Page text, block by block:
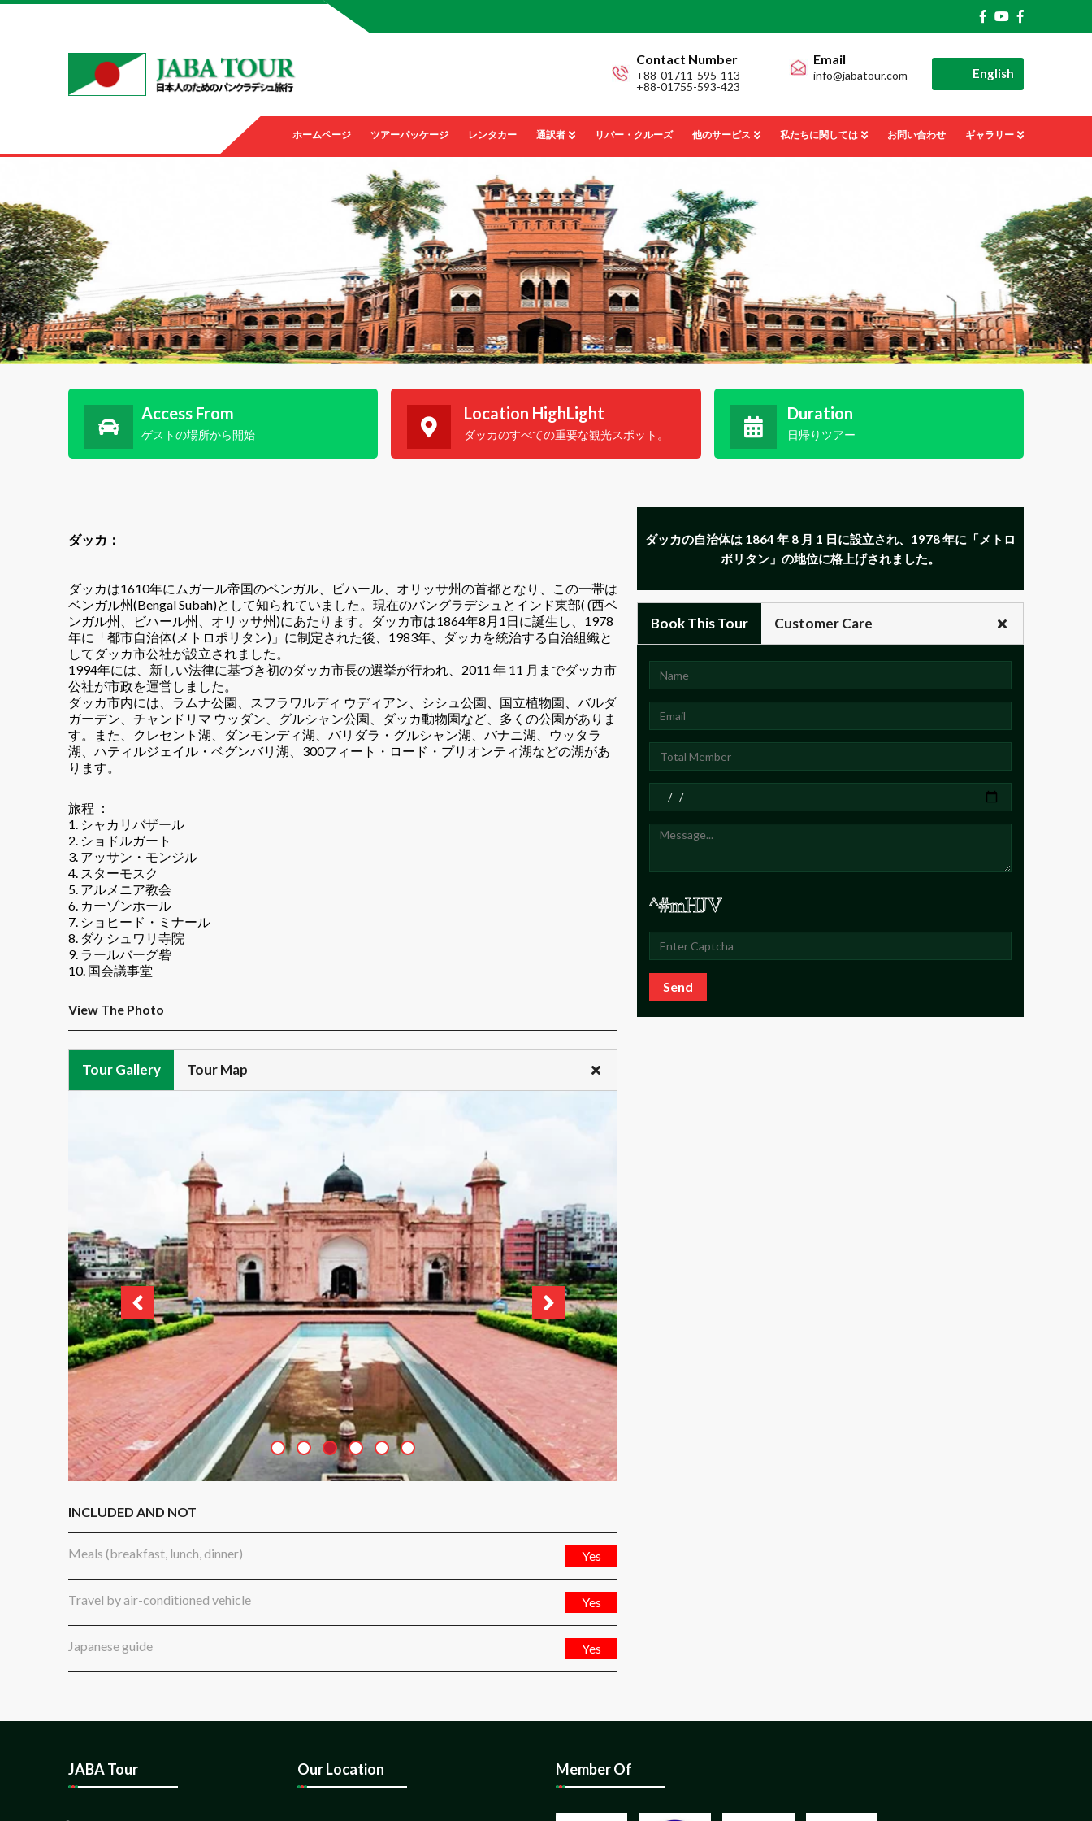
English
Contact Number
+88-01711-595-113
+88-01755-593-423
Email
info@jabatour.com
ホームページ ツアーパッケージ レンタカー 通訳者 リバー・クルーズ 他のサービス 私たちに関しては お問い合わせ ギャラリー
Access From
ゲストの場所から開始
Location HighLight
ダッカのすべての重要な観光スポット。
Duration
日帰りツアー
ダッカ：
ダッカは1610年にムガール帝国のベンガル、ビハール、オリッサ州の首都となり、この一帯は
ベンガル州(Bengal Subah)として知られていました。現在のバングラデシュとインド東部( (西ベ
ンガル州、ビハール州、オリッサ州)にあたります。ダッカ市は1864年8月1日に誕生し、1978
年に「都市自治体(メトロポリタン)」に制定された後、1983年、ダッカを統治する自治組織と
してダッカ市公社が設立されました。
1994年には、新しい法律に基づき初のダッカ市長の選挙が行われ、2011 年 11 月までダッカ市
公社が市政を運営しました。
ダッカ市内には、ラムナ公園、スフラワルディ ウディアン、シシュ公園、国立植物園、バルダ
ガーデン、チャンドリマ ウッダン、グルシャン公園、ダッカ動物園など、多くの公園がありま
す。また、クレセント湖、ダンモンディ湖、バリダラ・グルシャン湖、バナニ湖、ウッタラ
湖、ハティルジェイル・ベグンバリ湖、300フィート・ロード・プリオンティ湖などの湖があ
ります。
旅程 ：
1. シャカリバザール
2. ショドルガート
3. アッサン・モンジル
4. スターモスク
5. アルメニア教会
6. カーゾンホール
7. ショヒード・ミナール
8. ダケシュワリ寺院
9. ラールバーグ砦
10. 国会議事堂
View The Photo
Tour Gallery Tour Map
INCLUDED AND NOT
Meals (breakfast, lunch, dinner) Yes
Travel by air-conditioned vehicle Yes
Japanese guide Yes
ダッカの自治体は 1864 年 8 月 1 日に設立され、1978 年に「メトロ
ポリタン」の地位に格上げされました。
Book This Tour Customer Care
Send
JABA Tour Our Location Member Of